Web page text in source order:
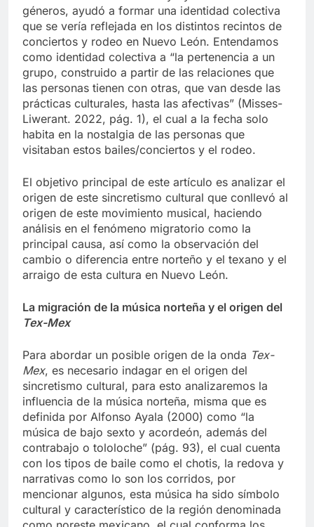
La unión entre los músicos y oyentes de estos
géneros, ayudó a formar una identidad colectiva
que se vería reflejada en los distintos recintos de
conciertos y rodeo en Nuevo León. Entendamos
como identidad colectiva a “la pertenencia a un
grupo, construido a partir de las relaciones que
las personas tienen con otras, que van desde las
prácticas culturales, hasta las afectivas” (Misses-
Liwerant. 2022, pág. 1), el cual a la fecha solo
habita en la nostalgia de las personas que
El objetivo principal de este artículo es analizar el
origen de este sincretismo cultural que conllevó al
origen de este movimiento musical, haciendo
análisis en el fenómeno migratorio como la
principal causa, así como la observación del
cambio o diferencia entre norteño y el texano y el
La migración de la música norteña y el origen del
Para abordar un posible origen de la onda
Mex, es necesario indagar en el origen del
sincretismo cultural, para esto analizaremos la
influencia de la música norteña, misma que es
definida por Alfonso Ayala (2000) como “la
música de bajo sexto y acordeón, además del
contrabajo o tololoche” (pág. 93), el cual cuenta
con los tipos de baile como el chotis, la redova y
narrativas como lo son los corridos, por
mencionar algunos, esta música ha sido símbolo
cultural y característico de la región denominada